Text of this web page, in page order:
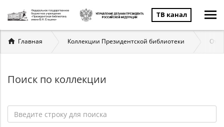
ТВ канал
Вы
здесь
Главная Коллекции Президентской библиотеки
Поиск по коллекции